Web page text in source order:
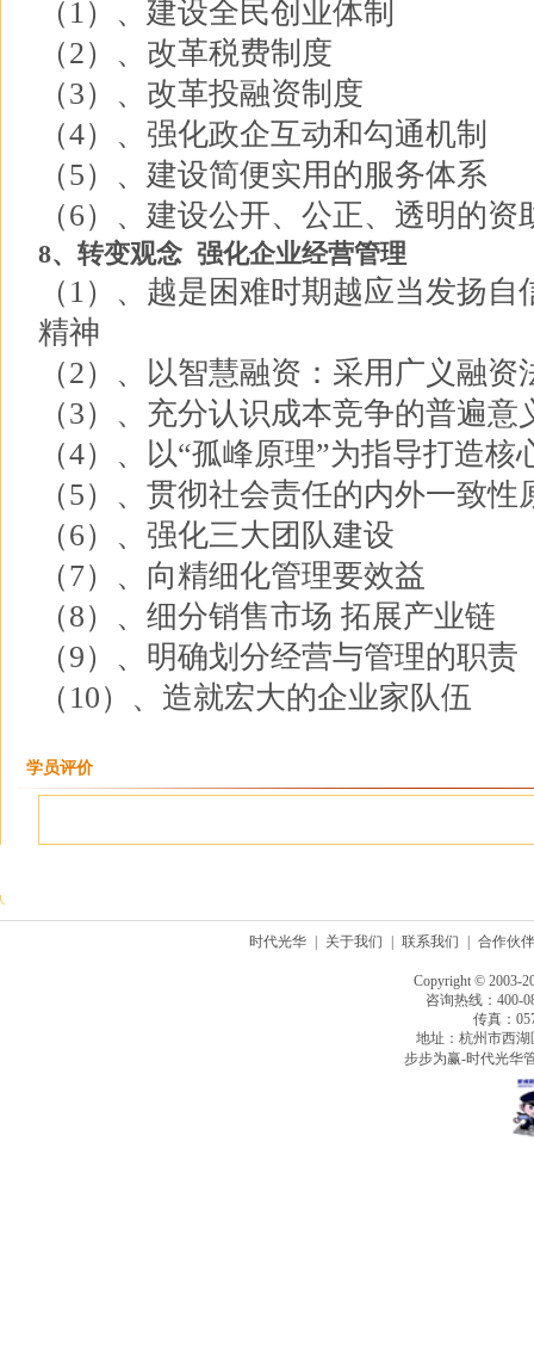
（1）、建设全民创业体制
（2）、改革税费制度
（3）、改革投融资制度
（4）、强化政企互动和勾通机制
（5）、建设简便实用的服务体系
（6）、建设公开、公正、透明的资
8、转变观念 强化企业经营管理
（1）、越是困难时期越应当发扬
精神
（2）、以智慧融资：采用广义融资
（3）、充分认识成本竞争的普遍意
（4）、以“孤峰原理”为指导打造核
（5）、贯彻社会责任的内外一致性
（6）、强化三大团队建设
（7）、向精细化管理要效益
（8）、细分销售市场 拓展产业链
（9）、明确划分经营与管理的职责
（10）、造就宏大的企业家队伍
学员评价
时代光华 关于我们 联系我们 合作伙伴
Copyright © 2003-
咨询热线：400-
传真：
地址：杭州市西
步步为赢-时代光华